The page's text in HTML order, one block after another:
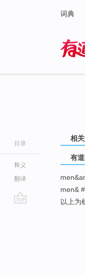
词典
目录
释义
翻译
相
有
men&
以上为